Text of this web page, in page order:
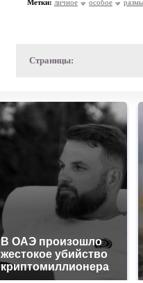
Метки: личное особое
Страницы:
В ОАЭ произошло
жестокое убийство
криптомиллионера